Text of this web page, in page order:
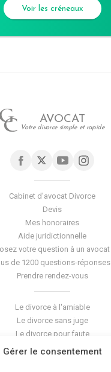
Gérer le consentement
Voir les créneaux
AVOCAT
Votre divorce simple et rapide
Cabinet d'avocat Divorce
Devis
Mes honoraires
Aide juridictionnelle
votre question à un avocat
de 1200 questions-réponses
Prendre rendez-vous
Le divorce à l'amiable
Le divorce sans juge
Le divorce pour faute
Le divorce accepté